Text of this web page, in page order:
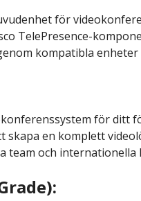
för
TelePresence-
kompatibla enheter
för ditt
skapa en komplett
team och